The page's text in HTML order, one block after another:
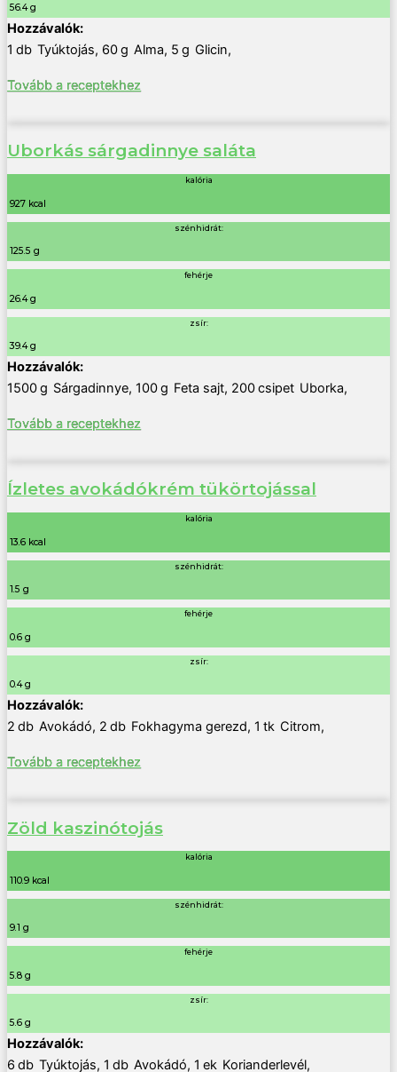
56.4 g
1 db Tyúktojás, 60g Alma, 5 g Glicin,
Tovább a receptekhez
Uborkás sárgadinnye saláta
kalória
927 kcal
szénhidrát:
125.5 g
fehérje
26.4 g
zsír:
39.4 g
1500g Sárgadinnye, 100g Feta sajt, 200csipet Uborka,
Tovább a receptekhez
Ízletes avokádókrém tükörtojással
kalória
13.6 kcal
szénhidrát:
1.5 g
fehérje
0.6 g
zsír:
0.4 g
2 db Avokádó, 2 db Fokhagyma gerezd, 1 tk Citrom,
Tovább a receptekhez
Zöld kaszinótojás
kalória
110.9 kcal
szénhidrát:
9.1 g
fehérje
5.8 g
zsír:
5.6 g
6 db Tyúktojás, 1 db Avokádó, 1 ek Korianderlevél,